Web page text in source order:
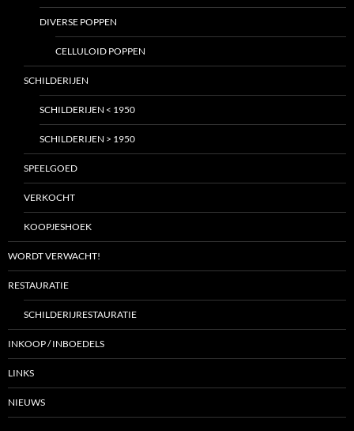
DIVERSE POPPEN
CELLULOID POPPEN
SCHILDERIJEN
SCHILDERIJEN < 1950
SCHILDERIJEN > 1950
SPEELGOED
VERKOCHT
KOOPJESHOEK
WORDT VERWACHT!
RESTAURATIE
SCHILDERIJRESTAURATIE
INKOOP / INBOEDELS
LINKS
NIEUWS